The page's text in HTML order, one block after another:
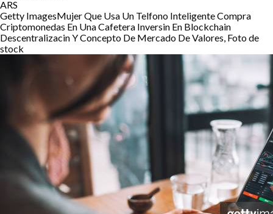
ARS
Getty ImagesMujer Que Usa Un Telfono Inteligente Compra
Criptomonedas En Una Cafetera Inversin En Blockchain
Descentralizacin Y Concepto De Mercado De Valores, Foto de
stock